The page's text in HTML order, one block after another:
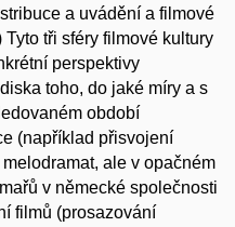
a uvádění a filmové
tři sféry filmové kultury
perspektivy
toho, do jaké míry a s
období
(například přisvojení
ale v opačném
v německé společnosti
filmů (prosazování